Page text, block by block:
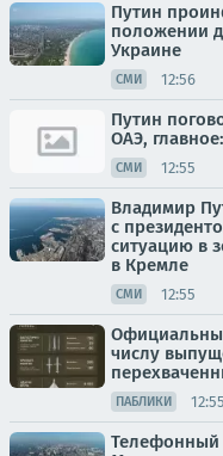
Путин
положении
Украине
СМИ 12:56
Путин
ОАЭ, главное:
СМИ 12:55
Владимир
с
ситуацию в
в Кремле
СМИ 12:55
числу
ПАБЛИКИ 12:55
Телефонный